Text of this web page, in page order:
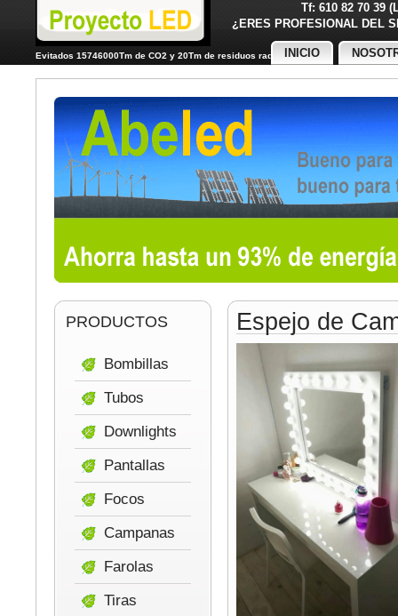
Tf: 610 82 70 39
¿ERES PROFESIONAL
Evitados 15746000Tm de CO2 y 20Tm de residuos radiactivos
INICIO
Espejo de
PRODUCTOS
Bombillas
Tubos
Downlights
Pantallas
Focos
Campanas
Farolas
Tiras